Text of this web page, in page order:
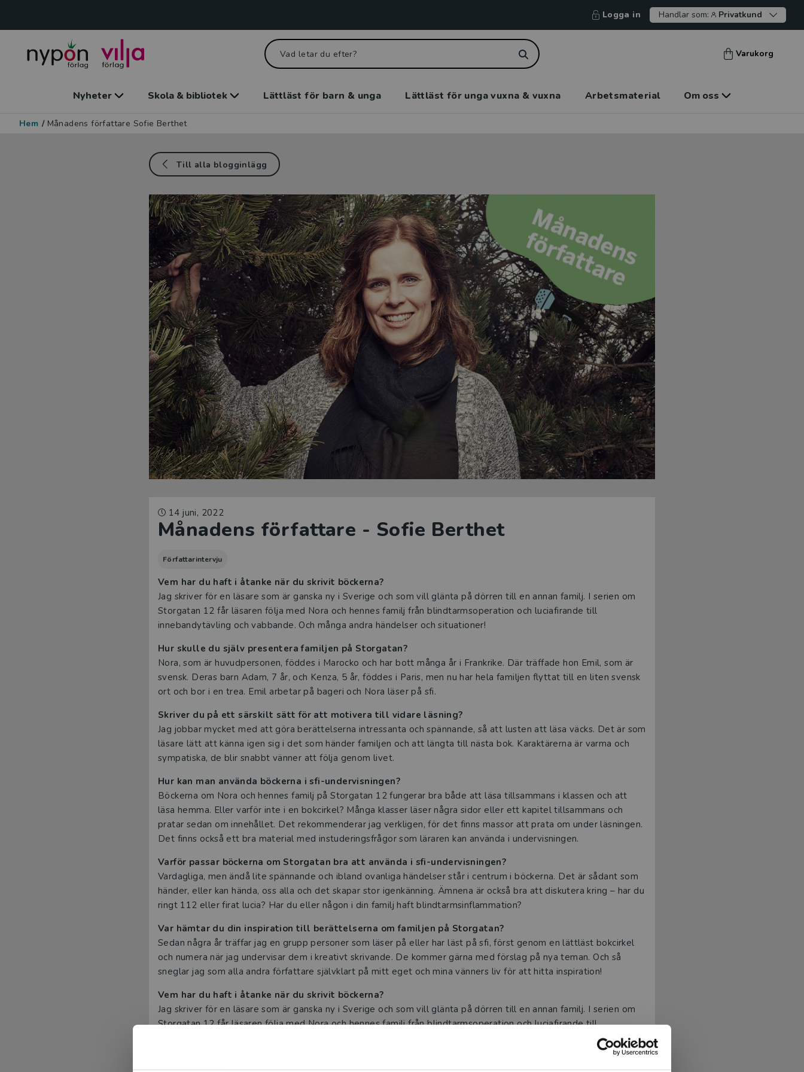
Logga in Handlar som: Privatkund
Varukorg
Nyheter Skola & bibliotek Lättläst för barn & unga Lättläst för unga vuxna & vuxna Arbetsmaterial Om oss
Hem / Månadens författare Sofie Berthet
Till alla blogginlägg
14 juni, 2022
Månadens författare - Sofie Berthet
Författarintervju
Vem har du haft i åtanke när du skrivit böckerna?
Jag skriver för en läsare som är ganska ny i Sverige och som vill glänta på dörren till en annan familj. I serien om
Storgatan 12 får läsaren följa med Nora och hennes familj från blindtarmsoperation och luciafirande till
innebandytävling och vabbande. Och många andra händelser och situationer!
Hur skulle du själv presentera familjen på Storgatan?
Nora, som är huvudpersonen, föddes i Marocko och har bott många år i Frankrike. Där träffade hon Emil, som är
svensk. Deras barn Adam, 7 år, och Kenza, 5 år, föddes i Paris, men nu har hela familjen flyttat till en liten svensk
ort och bor i en trea. Emil arbetar på bageri och Nora läser på sfi.
Skriver du på ett särskilt sätt för att motivera till vidare läsning?
Jag jobbar mycket med att göra berättelserna intressanta och spännande, så att lusten att läsa väcks. Det är som
läsare lätt att känna igen sig i det som händer familjen och att längta till nästa bok. Karaktärerna är varma och
sympatiska, de blir snabbt vänner att följa genom livet.
Hur kan man använda böckerna i sfi-undervisningen?
Böckerna om Nora och hennes familj på Storgatan 12 fungerar bra både att läsa tillsammans i klassen och att
läsa hemma. Eller varför inte i en bokcirkel? Många klasser läser några sidor eller ett kapitel tillsammans och
pratar sedan om innehållet. Det rekommenderar jag verkligen, för det finns massor att prata om under läsningen.
Det finns också ett bra material med instuderingsfrågor som läraren kan använda i undervisningen.
Varför passar böckerna om Storgatan bra att använda i sfi-undervisningen?
Vardagliga, men ändå lite spännande och ibland ovanliga händelser står i centrum i böckerna. Det är sådant som
händer, eller kan hända, oss alla och det skapar stor igenkänning. Ämnena är också bra att diskutera kring – har du
ringt 112 eller firat lucia? Har du eller någon i din familj haft blindtarmsinflammation?
Var hämtar du din inspiration till berättelserna om familjen på Storgatan?
Sedan några år träffar jag en grupp personer som läser på eller har läst på sfi, först genom en lättläst bokcirkel
och numera när jag undervisar dem i kreativt skrivande. De kommer gärna med förslag på nya teman. Och så
sneglar jag som alla andra författare självklart på mitt eget och mina vänners liv för att hitta inspiration!
Vem har du haft i åtanke när du skrivit böckerna?
Jag skriver för en läsare som är ganska ny i Sverige och som vill glänta på dörren till en annan familj. I serien om
Storgatan 12 får läsaren följa med Nora och hennes familj från blindtarmsoperation och luciafirande till